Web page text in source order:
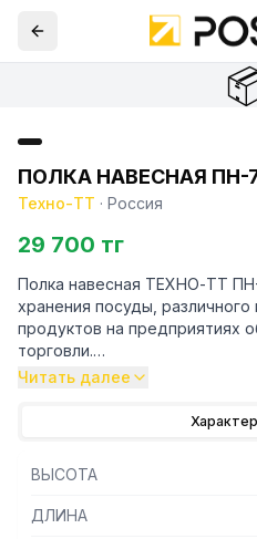
ПОЛКА НАВЕСНАЯ ПН-
Техно-ТТ · Россия
29 700 тг
Полка навесная ТЕХНО-ТТ
хранения посуды, различного
продуктов на предприятиях
торговли.
боковых кронштейнов.
размещение полок одна над
в разобранном виде.
Читать далее
ВЫСОТА
ДЛИНА